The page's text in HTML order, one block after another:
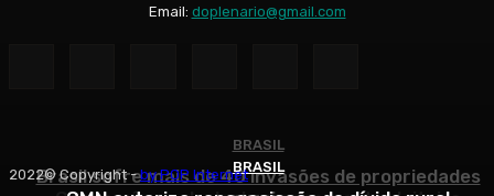
BRASIL
BRASIL
Brasil sofre mais de 40 invasões de propriedades
BRASIL
Email: doplenario@gmail.com
2022© Copyright -by POP Internet